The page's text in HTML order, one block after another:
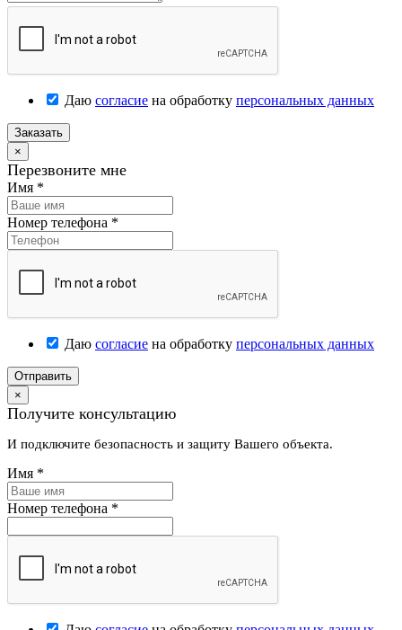
Даю согласие на обработку персональных данных
Заказать
×
Перезвоните мне
Имя *
Номер телефона *
Даю согласие на обработку персональных данных
Отправить
×
Получите консультацию
И подключите безопасность и защиту Вашего объекта.
Имя *
Номер телефона *